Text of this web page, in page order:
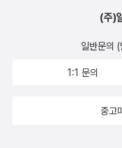
(주)
일반문의
1:1 문의
중고